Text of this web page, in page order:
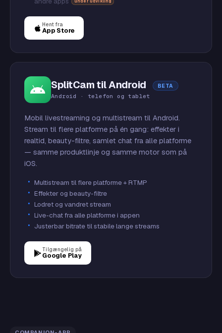
under udvikling
Hent fra
App Store
SplitCam til Android BETA
Android · telefon og tablet
Mobil livestreaming og multistream til Android.
Stream til flere platforme på én gang: effekter i
realtid, beauty-filtre, samlet chat fra alle platforme
— samme produktlinje og samme motor som på
iOS.
Multistream til flere platforme + RTMP
Effekter og beauty-filtre
Lodret og vandret stream
Live-chat fra alle platforme i appen
Justerbar bitrate til stabile lange streams
Tilgængelig på
Google Play